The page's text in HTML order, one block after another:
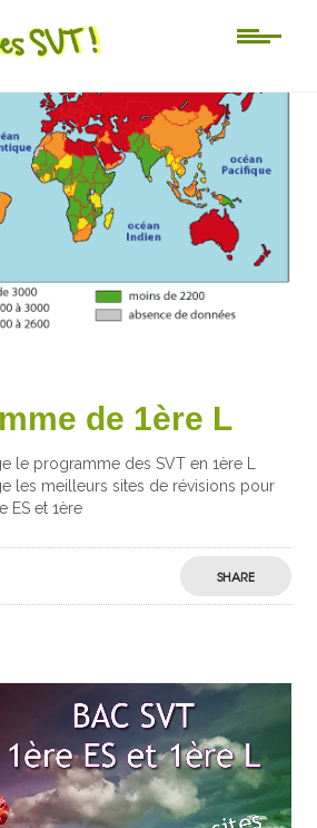
de 1ère L
le programme des SVT en 1ère L
les meilleurs sites de révisions pour
ES et 1ère
SHARE